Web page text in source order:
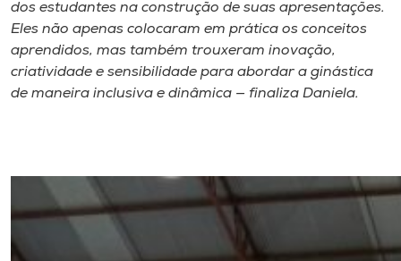
dos estudantes na construção de suas apresentações.
Eles não apenas colocaram em prática os conceitos
aprendidos, mas também trouxeram inovação,
criatividade e sensibilidade para abordar a ginástica
de maneira inclusiva e dinâmica — finaliza Daniela.